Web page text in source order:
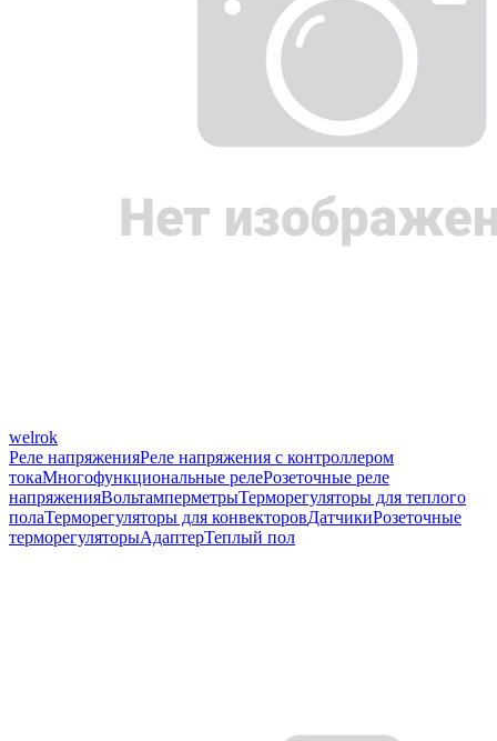
welrok
Реле напряженияРеле напряжения с контроллером
токаМногофункциональные релеРозеточные реле
напряженияВольтамперметрыТерморегуляторы для теплого
полаТерморегуляторы для конвекторовДатчикиРозеточные
терморегуляторыАдаптерТеплый пол